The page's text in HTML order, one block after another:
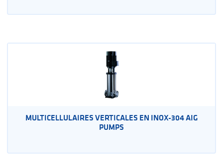
MULTICELLULAIRES VERTICALES EN INOX-304 AIG
PUMPS